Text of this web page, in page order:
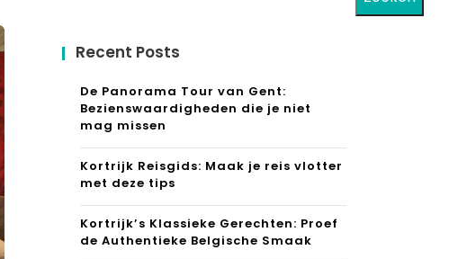
Recent Posts
De Panorama Tour van Gent:
Bezienswaardigheden die je niet
mag missen
Kortrijk Reisgids: Maak je reis vlotter
met deze tips
Kortrijk’s Klassieke Gerechten: Proef
de Authentieke Belgische Smaak